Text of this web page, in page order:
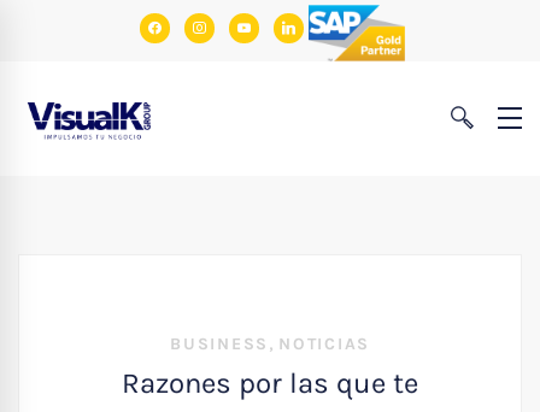
facebookinstagram
youtubelinkedin
BUSINESS , NOTICIAS
Razones por las que te